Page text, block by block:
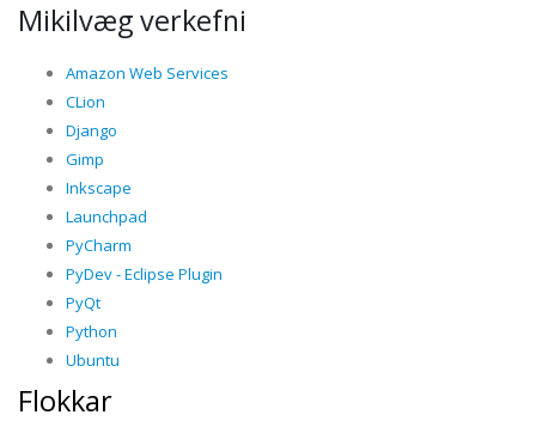
Mikilvæg verkefni
Amazon Web Services
CLion
Django
Gimp
Inkscape
Launchpad
PyCharm
PyDev - Eclipse Plugin
PyQt
Python
Ubuntu
Flokkar